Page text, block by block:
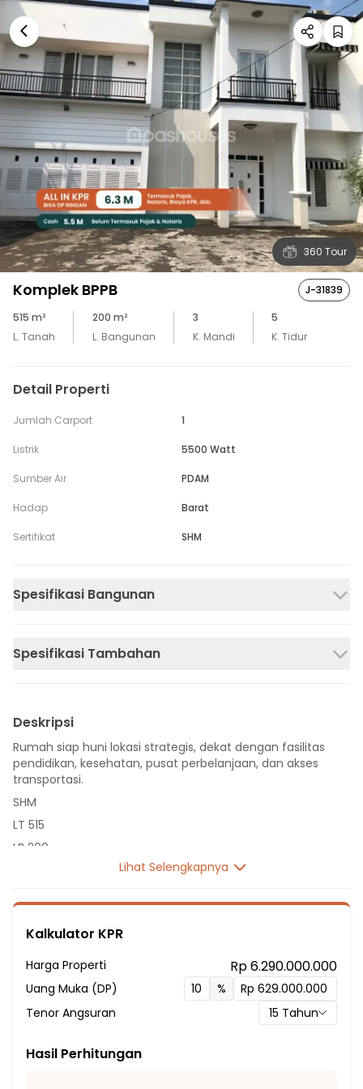
360 Tour
Komplek BPPB
J-31839
515 m²
L. Tanah
200 m²
L. Bangunan
3
K. Mandi
5
K. Tidur
Detail Properti
Jumlah Carport 1
Listrik 5500 Watt
Sumber Air PDAM
Hadap Barat
Sertifikat SHM
Spesifikasi Bangunan
Spesifikasi Tambahan
Deskripsi
Rumah siap huni lokasi strategis, dekat dengan fasilitas
pendidikan, kesehatan, pusat perbelanjaan, dan akses
transportasi.
SHM
LT 515
LB 200
Listrik 5500 VA
Sumber Air PDAM
Hadap Barat
Fasilitas Sekitar Hunian:
5 Menit ke SD RIMBA PUTRA
Lihat Selengkapnya
Kalkulator KPR
Harga Properti Rp 6.290.000.000
Uang Muka (DP)
%
Tenor Angsuran
15 Tahun
Hasil Perhitungan